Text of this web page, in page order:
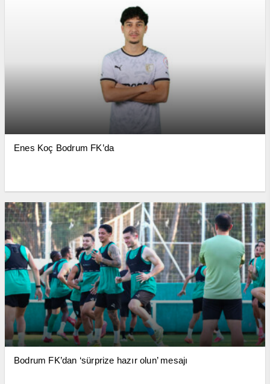
Enes Koç Bodrum FK’da
Bodrum FK’dan ‘sürprize hazır olun’ mesajı